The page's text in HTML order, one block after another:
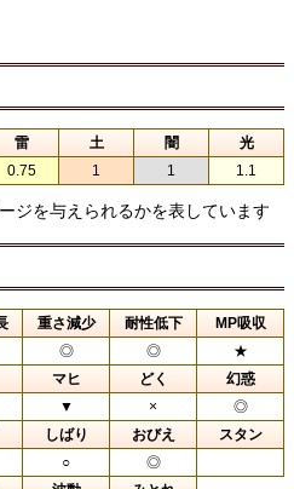
雷 土 闇
光
0.75 1 1 1.1
ジを与えられるかを表しています
重さ減少 耐性低下
MP吸収
◎ ◎
★
マヒ どく
幻惑
▼ ×
◎
しばり おびえ
スタン
○
◎